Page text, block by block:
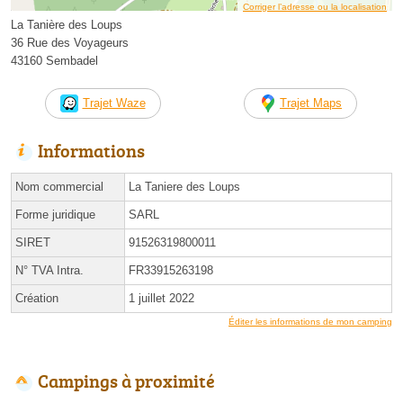
Corriger l’adresse ou la localisation
La Tanière des Loups
36 Rue des Voyageurs
43160 Sembadel
Trajet Waze Trajet Maps
Informations
Nom commercial La Taniere des Loups
Forme juridique SARL
SIRET 91526319800011
N° TVA Intra. FR33915263198
Création 1 juillet 2022
Éditer les informations de mon camping
Campings à proximité